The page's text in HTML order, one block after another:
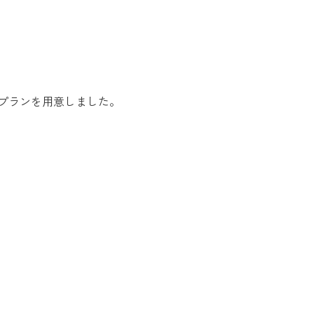
ンを用意しました。